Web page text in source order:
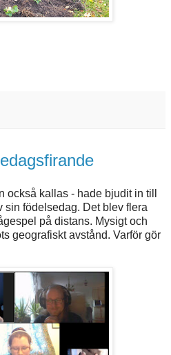
också kallas - hade bjudit in till
födelsedag. Det blev flera
på distans. Mysigt och
geografiskt avstånd. Varför gör